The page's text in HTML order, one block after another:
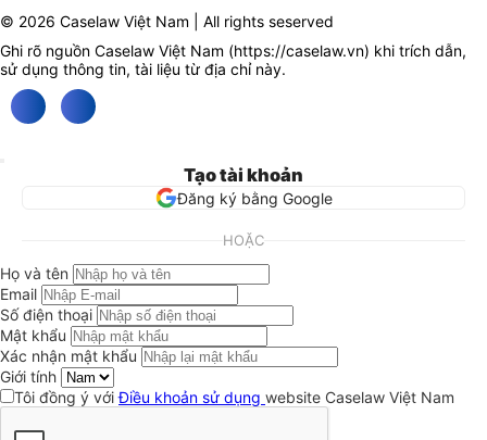
© 2026 Caselaw Việt Nam | All rights seserved
Ghi rõ nguồn Caselaw Việt Nam (https://caselaw.vn) khi trích dẫn,
sử dụng thông tin, tài liệu từ địa chỉ này.
Tạo tài khoản
Đăng ký bằng Google
HOẶC
Họ và tên
Email
Số điện thoại
Mật khẩu
Xác nhận mật khẩu
Giới tính
Tôi đồng ý vớiĐiều khoản sử dụng website Caselaw Việt Nam